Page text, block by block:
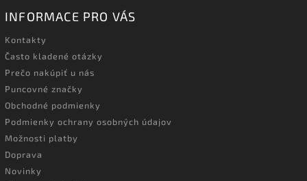
INFORMACE PRO VÁS
Kontakty
Často kladené otázky
Prečo nakúpiť u nás
Puncovné značky
Obchodné podmienky
Podmienky ochrany osobných údajov
Možnosti platby
Doprava
Novinky